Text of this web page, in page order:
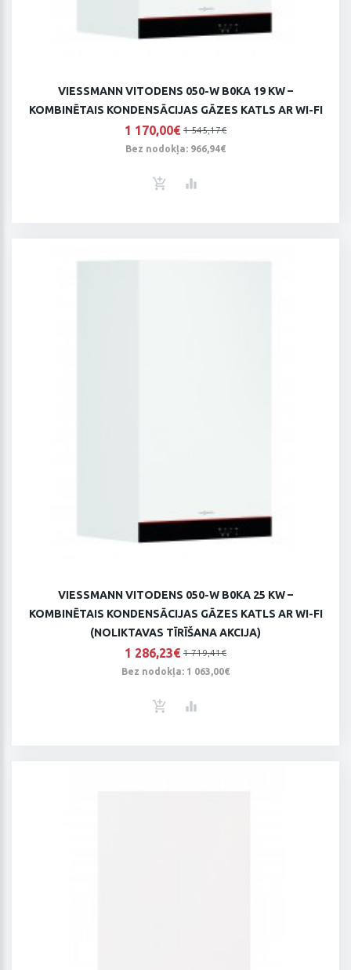
VIESSMANN VITODENS 050-W B0KA 19 KW –
KOMBINĒTAIS KONDENSĀCIJAS GĀZES KATLS AR WI-FI
1 170,00€ 1 545,17€
Bez nodokļa: 966,94€
VIESSMANN VITODENS 050-W B0KA 25 KW –
KOMBINĒTAIS KONDENSĀCIJAS GĀZES KATLS AR WI-FI
(NOLIKTAVAS TĪRĪŠANA AKCIJA)
1 286,23€ 1 719,41€
Bez nodokļa: 1 063,00€